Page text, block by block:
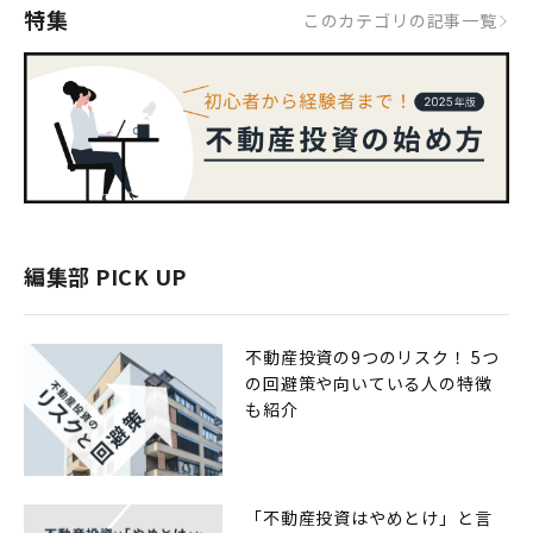
特集 このカテゴリの記事一覧
編集部 PICK UP
不動産投資の9つのリスク！ 5つ
の回避策や向いている人の特徴
も紹介
「不動産投資はやめとけ」と言